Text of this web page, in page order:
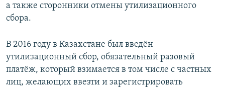
а также сторонники отмены утилизационного
сбора.
В 2016 году в Казахстане был введён
утилизационный сбор, обязательный разовый
платёж, который взимается в том числе с частных
лиц, желающих ввезти и зарегистрировать